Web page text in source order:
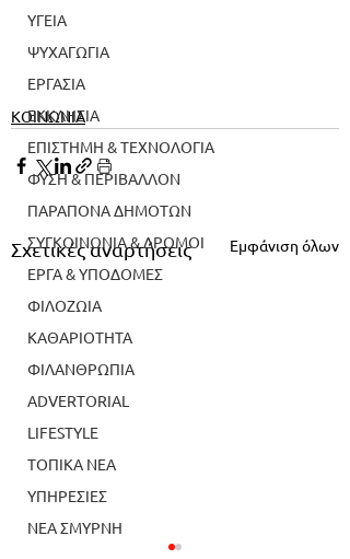
ΥΓΕΙΑ
ΨΥΧΑΓΩΓΙΑ
ΕΡΓΑΣΙΑ
ΕΚΚΛΗΣΙΑ
ΕΠΙΣΤΗΜΗ & ΤΕΧΝΟΛΟΓΙΑ
ΦΥΣΗ & ΠΕΡΙΒΑΛΛΟΝ
ΠΑΡΑΠΟΝΑ ΔΗΜΟΤΩΝ
ΣΥΓΚΟΙΝΩΝΙΑ & ΔΡΟΜΟΙ
ΕΡΓΑ & ΥΠΟΔΟΜΕΣ
ΦΙΛΟΖΩΙΑ
ΚΑΘΑΡΙΟΤΗΤΑ
ΦΙΛΑΝΘΡΩΠΙΑ
ADVERTORIAL
LIFESTYLE
ΤΟΠΙΚΑ ΝΕΑ
ΥΠΗΡΕΣΙΕΣ
ΝΕΑ ΣΜΥΡΝΗ
Ένωση Κρητών
ΚΟΙΝΩΝΙΑ
Σχετικές αναρτήσεις Εμφάνιση όλων